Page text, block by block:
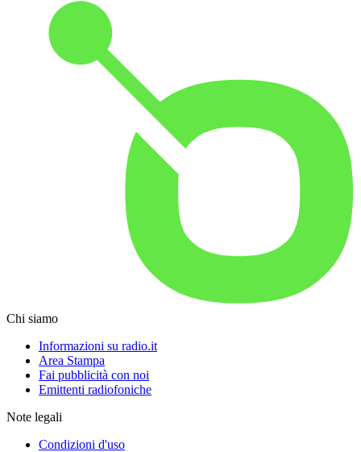
Chi siamo
Informazioni su radio.it
Area Stampa
Fai pubblicità con noi
Emittenti radiofoniche
Note legali
Condizioni d'uso